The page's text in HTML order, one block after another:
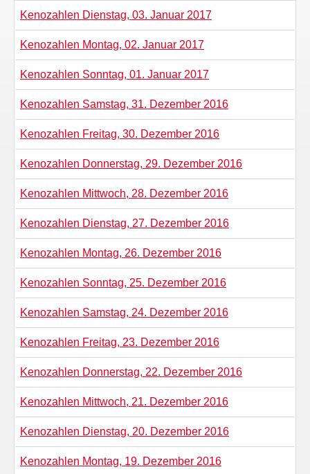
Kenozahlen Dienstag, 03. Januar 2017
Kenozahlen Montag, 02. Januar 2017
Kenozahlen Sonntag, 01. Januar 2017
Kenozahlen Samstag, 31. Dezember 2016
Kenozahlen Freitag, 30. Dezember 2016
Kenozahlen Donnerstag, 29. Dezember 2016
Kenozahlen Mittwoch, 28. Dezember 2016
Kenozahlen Dienstag, 27. Dezember 2016
Kenozahlen Montag, 26. Dezember 2016
Kenozahlen Sonntag, 25. Dezember 2016
Kenozahlen Samstag, 24. Dezember 2016
Kenozahlen Freitag, 23. Dezember 2016
Kenozahlen Donnerstag, 22. Dezember 2016
Kenozahlen Mittwoch, 21. Dezember 2016
Kenozahlen Dienstag, 20. Dezember 2016
Kenozahlen Montag, 19. Dezember 2016